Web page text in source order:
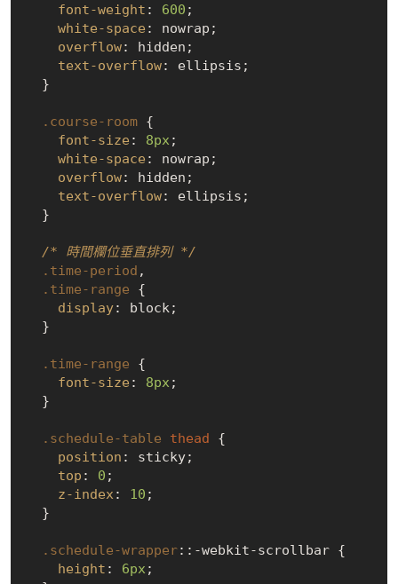
font-weight : 600 ;
white-space : nowrap;
overflow: hidden;
text-overflow: ellipsis;
.course-room {
font-size : 8px ;
white-space : nowrap;
overflow: hidden;
text-overflow: ellipsis;
/* 時間欄位垂直排列 */
.time-period ,
.time-range {
display: block;
.time-range {
font-size : 8px ;
.schedule-table thead {
position : sticky;
top : 0 ;
z-index : 10 ;
.schedule-wrapper::-webkit-scrollbar {
height : 6px ;